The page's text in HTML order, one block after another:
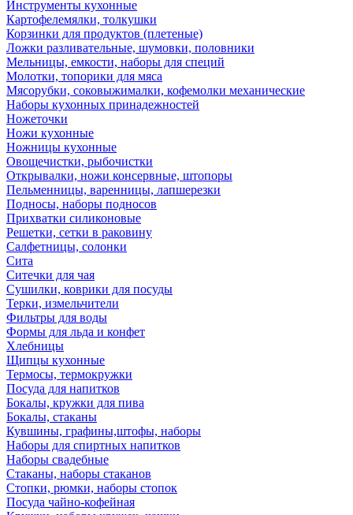
Инструменты кухонные
Картофелемялки, толкушки
Корзинки для продуктов (плетеные)
Ложки разливательные, шумовки, половники
Мельницы, емкости, наборы для специй
Молотки, топорики для мяса
Мясорубки, соковыжималки, кофемолки механические
Наборы кухонных принадежностей
Ножеточки
Ножи кухонные
Ножницы кухонные
Овощечистки, рыбочистки
Открывалки, ножи консервные, штопоры
Пельменницы, варенницы, лапшерезки
Подносы, наборы подносов
Прихватки силиконовые
Решетки, сетки в раковину
Салфетницы, солонки
Сита
Ситечки для чая
Сушилки, коврики для посуды
Терки, измельчители
Фильтры для воды
Формы для льда и конфет
Хлебницы
Щипцы кухонные
Термосы, термокружки
Посуда для напитков
Бокалы, кружки для пива
Бокалы, стаканы
Кувшины, графины,штофы, наборы
Наборы для спиртных напитков
Наборы свадебные
Стаканы, наборы стаканов
Стопки, рюмки, наборы стопок
Посуда чайно-кофейная